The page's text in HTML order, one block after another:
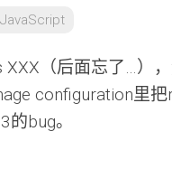
XXX（后面忘了…）
configuration里
bug。